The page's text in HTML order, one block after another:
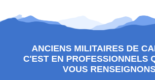
ANCIENS MILITAIRES DE
C'EST EN PROFESSIONNELS
VOUS